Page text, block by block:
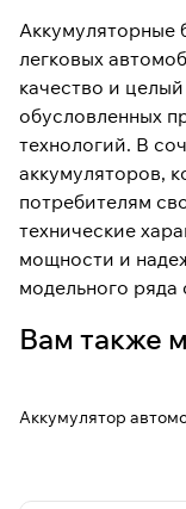
Аккумуляторные
легковых
качество и
обусловленных
технологий. В
аккумуляторов,
потребителям
технические
мощности и
модельного ряда
Вам также
Аккумулятор